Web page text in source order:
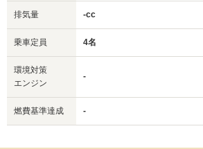
排気量 -cc
乗車定員 4名
環境対策
エンジン
-
燃費基準達成 -